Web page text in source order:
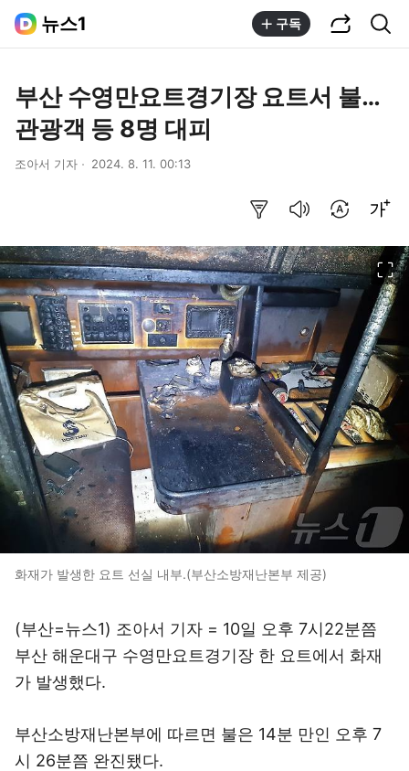
뉴스1 구독
부산 수영만요트경기장 요트서 불…
관광객 등 8명 대피
조아서 기자 2024. 8. 11. 00:13
화재가 발생한 요트 선실 내부.(부산소방재난본부 제공)
(부산=뉴스1) 조아서 기자 = 10일 오후 7시22분쯤
부산 해운대구 수영만요트경기장 한 요트에서 화재
가 발생했다.
부산소방재난본부에 따르면 불은 14분 만인 오후 7
시 26분쯤 완진됐다.